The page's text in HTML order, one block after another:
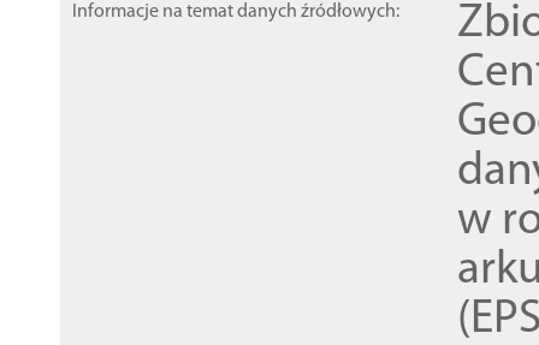
Informacje na temat danych źródłowych:
w